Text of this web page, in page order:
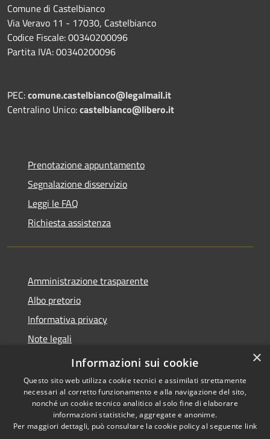
Comune di Castelbianco
Via Veravo 11 - 17030, Castelbianco
Codice Fiscale: 00340200096
Partita IVA: 00340200096
PEC:comune.castelbianco@legalmail.it
Centralino Unico:castelbianco@libero.it
Prenotazione appuntamento
Segnalazione disservizio
Leggi le FAQ
Richiesta assistenza
Amministrazione trasparente
Albo pretorio
Informativa privacy
Note legali
Dichiarazione di accessibilità
Accessibilità
Copyright © 2026 • Comune di
Castelbianco • Powered by
×
Informazioni sui cookie
Questo sito web utilizza cookie tecnici e assimilati strettamente
necessari al corretto funzionamento e alla navigazione del sito,
nonché un cookie tecnico analitico al solo fine di elaborare
informazioni statistiche, aggregate e anonime.
Per maggiori dettagli, può consultare la cookie policy al seguente link